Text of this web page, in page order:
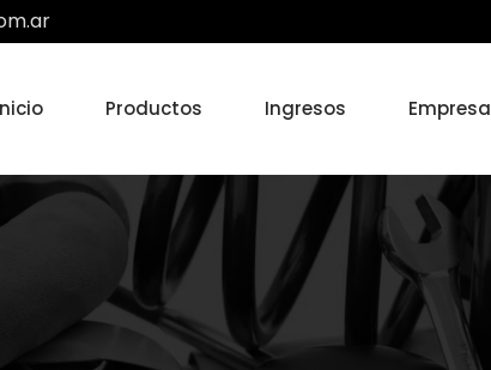
Productos Ingresos Empresa